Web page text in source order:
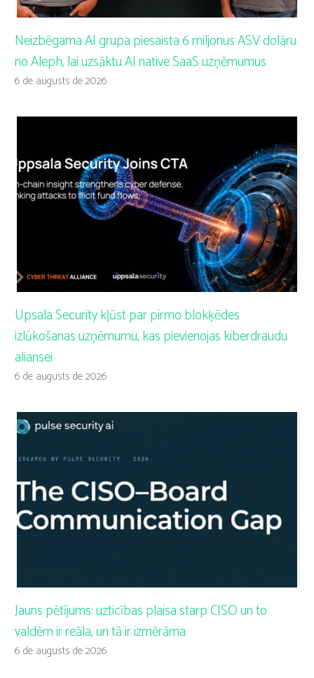
Neizbēgama AI grupa piesaista 6 miljonus ASV dolāru
no Aleph, lai uzsāktu AI native SaaS uzņēmumus
6 de augusts de 2026
Upsala Security kļūst par pirmo blokķēdes
izlūkošanas uzņēmumu, kas pievienojas kiberdraudu
aliansei
6 de augusts de 2026
Jauns pētījums: uzticības plaisa starp CISO un to
valdēm ir reāla, un tā ir izmērāma
6 de augusts de 2026